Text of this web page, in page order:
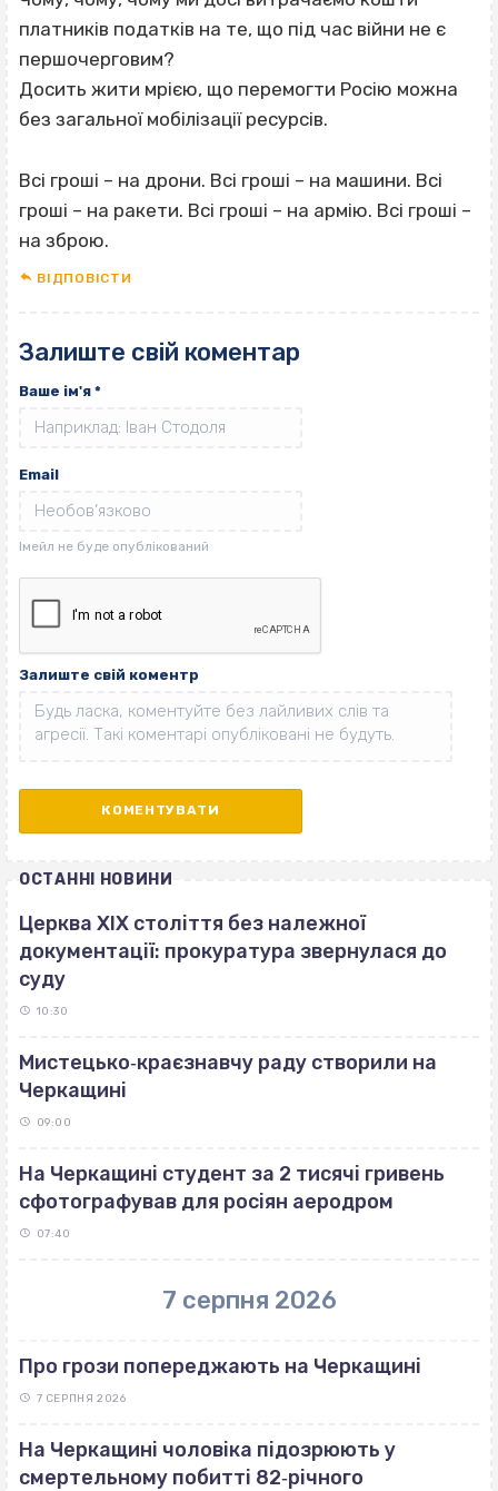
платників податків на те, що під час війни не є
першочерговим?
Досить жити мрією, що перемогти Росію можна
без загальної мобілізації ресурсів.
Всі гроші – на дрони. Всі гроші – на машини. Всі
гроші – на ракети. Всі гроші – на армію. Всі гроші –
на зброю.
ВІДПОВІCТИ
Залиште свій коментар
Ваше ім'я *
Email
Залиште свій коментр
ОСТАННІ НОВИНИ
Церква ХІХ століття без належної
документації: прокуратура звернулася до
суду
10:30
Мистецько‐краєзнавчу раду створили на
Черкащині
09:00
На Черкащині студент за 2 тисячі гривень
сфотографував для росіян аеродром
07:40
7 серпня 2026
Про грози попереджають на Черкащині
7 СЕРПНЯ 2026
На Черкащині чоловіка підозрюють у
смертельному побитті 82‐річного